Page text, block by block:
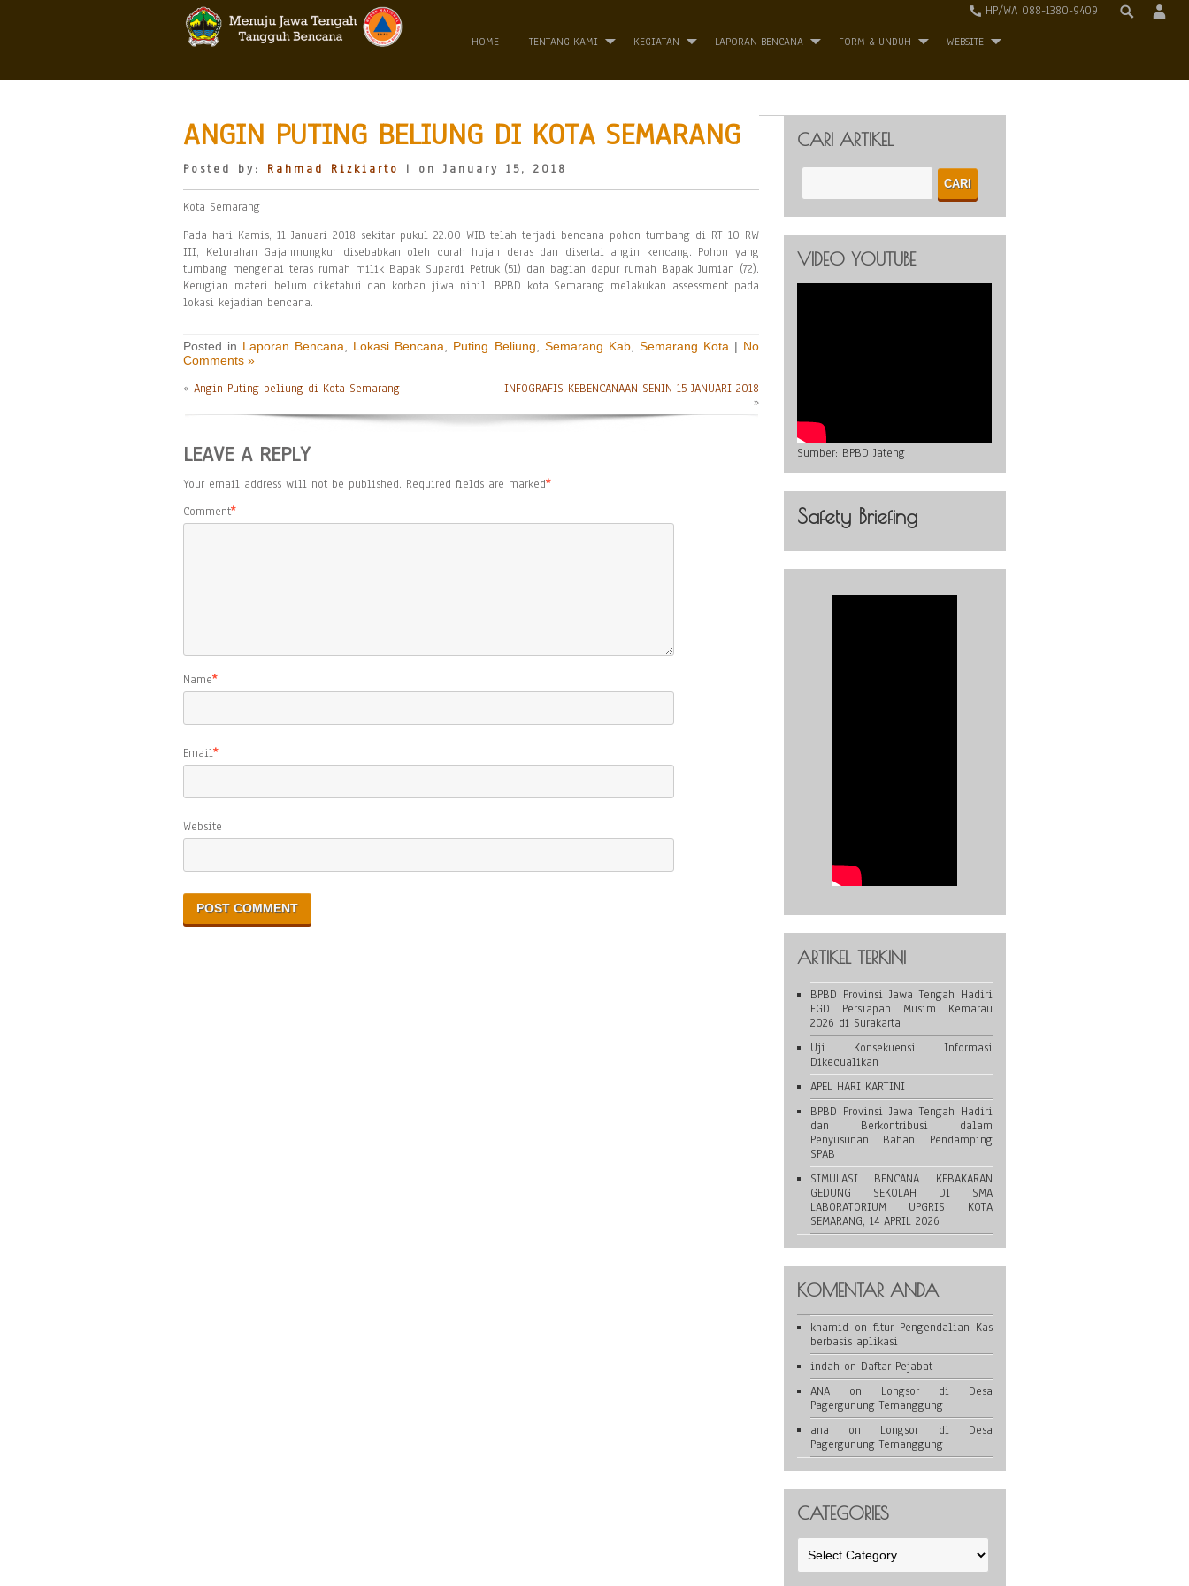
HP/WA 088-1380-9409
HOME TENTANG KAMI KEGIATAN LAPORAN BENCANA FORM & UNDUH WEBSITE
ANGIN PUTING BELIUNG DI KOTA SEMARANG
Posted by: Rahmad Rizkiarto | on January 15, 2018
Kota Semarang
Pada hari Kamis, 11 Januari 2018 sekitar pukul 22.00 WIB telah terjadi bencana pohon tumbang di RT 10 RW
III, Kelurahan Gajahmungkur disebabkan oleh curah hujan deras dan disertai angin kencang. Pohon yang
tumbang mengenai teras rumah milik Bapak Supardi Petruk (51) dan bagian dapur rumah Bapak Jumian (72).
Kerugian materi belum diketahui dan korban jiwa nihil. BPBD kota Semarang melakukan assessment pada
lokasi kejadian bencana.
Posted in Laporan Bencana Lokasi Bencana Puting Beliung Semarang Kab, Semarang Kota | No
Comments »
« Angin Puting beliung di Kota Semarang
INFOGRAFIS KEBENCANAAN SENIN 15 JANUARI 2018
»
LEAVE A REPLY
Your email address will not be published. Required fields are marked*
Comment*
Name*
Email*
Website
CARI ARTIKEL
VIDEO YOUTUBE
Sumber: BPBD Jateng
Safety Briefing
ARTIKEL TERKINI
BPBD Provinsi Jawa Tengah Hadiri
FGD Persiapan Musim Kemarau
2026 di Surakarta
Uji Konsekuensi Informasi
Dikecualikan
APEL HARI KARTINI
BPBD Provinsi Jawa Tengah Hadiri
dan Berkontribusi dalam
Penyusunan Bahan Pendamping
SPAB
SIMULASI BENCANA KEBAKARAN
GEDUNG SEKOLAH DI SMA
LABORATORIUM UPGRIS KOTA
SEMARANG, 14 APRIL 2026
KOMENTAR ANDA
khamid on fitur Pengendalian Kas
berbasis aplikasi
indah on Daftar Pejabat
ANAon Longsor di Desa
Pagergunung Temanggung
ana on Longsor di Desa
Pagergunung Temanggung
CATEGORIES
Categories